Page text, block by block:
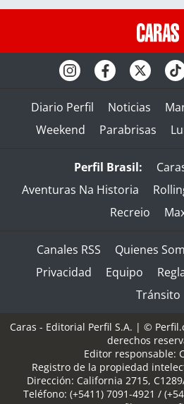
Diario Perfil Noticias
Weekend
Parabrisas
Perfil Brasil:
Aventuras Na Historia
Recreio
Canales RSS Quienes
Privacidad
Equipo
Tránsito
Caras - Editorial Perfil S.A. | ©
derechos
Editor responsable:
Registro de la propiedad
Dirección: California 2715,
Teléfono: (+5411) 7091-4921 /